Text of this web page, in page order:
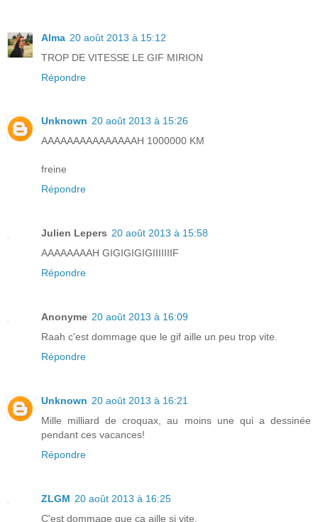
Alma 20 août 2013 à 15:12
TROP DE VITESSE LE GIF MIRION
Répondre
Unknown 20 août 2013 à 15:26
AAAAAAAAAAAAAAAH 1000000 KM
freine
Répondre
Julien Lepers 20 août 2013 à 15:58
AAAAAAAAH GIGIGIGIGIIIIIIIF
Répondre
Anonyme 20 août 2013 à 16:09
Raah c'est dommage que le gif aille un peu trop vite.
Répondre
Unknown 20 août 2013 à 16:21
Mille milliard de croquax, au moins une qui a dessinée
pendant ces vacances!
Répondre
ZLGM 20 août 2013 à 16:25
C'est dommage que ça aille si vite.